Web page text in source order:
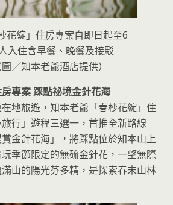
花綻」住房專案自即日起至6
入住含早餐、晚餐及接駁
／知本老爺酒店提供）
專案 踩點祕境金針花海
地旅遊，知本老爺「春杪花綻」住
行」遊程三選一，首推全新路線
金針花海」，將踩點位於知本山上
季節限定的無硫金針花，一望無際
山的陽光芬多精，是探索春末山林